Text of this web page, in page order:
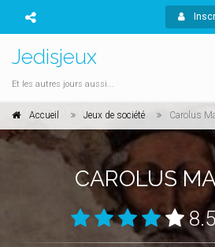
Jedisjeux
Et les autres jours aussi...
Accueil Jeux de société Carolus
CAROLUS
8.5